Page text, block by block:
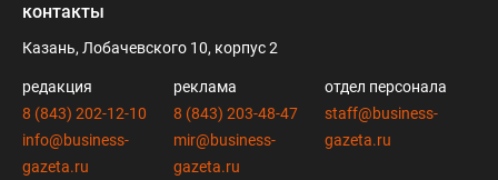
контакты
Казань, Лобачевского 10, корпус 2
редакция
8 (843) 202-12-10
info@business-
gazeta.ru
реклама
8 (843) 203-48-47
mir@business-
gazeta.ru
отдел персонала
staff@business-
gazeta.ru